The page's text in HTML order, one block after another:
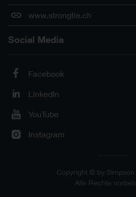
www.strongtie.ch
Social Media
Facebook
LinkedIn
YouTube
Instagram
Copyright © by Simpson
Alle Rechte